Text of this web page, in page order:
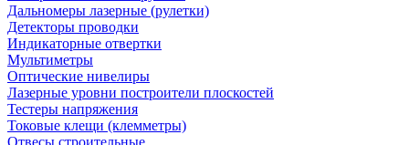
Дальномеры лазерные (рулетки)
Детекторы проводки
Индикаторные отвертки
Мультиметры
Оптические нивелиры
Лазерные уровни построители плоскостей
Тестеры напряжения
Токовые клещи (клемметры)
Отвесы строительные